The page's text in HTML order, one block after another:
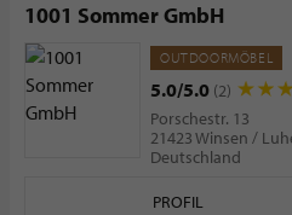
1001 Sommer GmbH
OUTDOORMÖBEL
5.0/5.0 (2)
Porschestr. 13
21423 Winsen /
Deutschland
PROFIL